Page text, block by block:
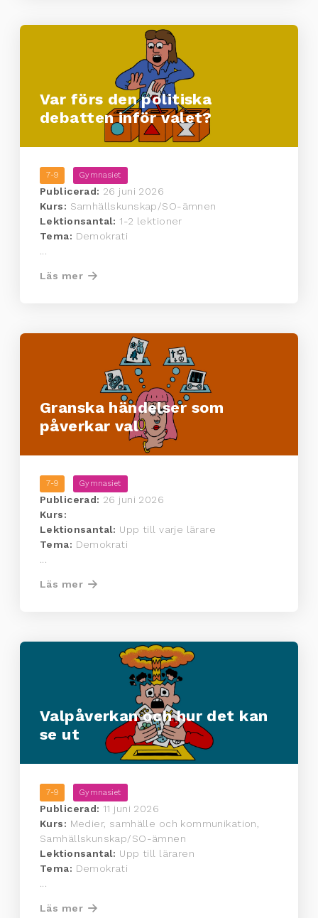
Var förs den politiska
debatten inför valet?
7-9 Gymnasiet
Publicerad: 26 juni 2026
Kurs: Samhällskunskap/SO-ämnen
Lektionsantal: 1-2 lektioner
Tema: Demokrati
Läs mer
Granska händelser som
påverkar val
7-9 Gymnasiet
Publicerad: 26 juni 2026
Kurs:
Lektionsantal: Upp till varje lärare
Tema: Demokrati
...
Läs mer
Valpåverkan och hur det kan
se ut
7-9 Gymnasiet
Publicerad: 11 juni 2026
Kurs: Medier, samhälle och kommunikation,
Samhällskunskap/SO-ämnen
Lektionsantal: Upp till läraren
Tema: Demokrati
Läs mer